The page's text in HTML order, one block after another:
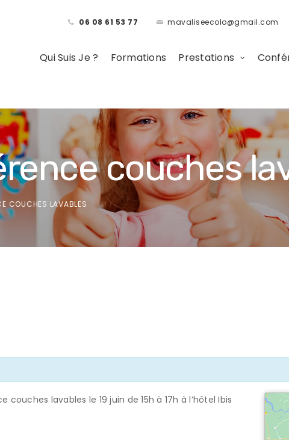
06 08 61 53 77 mavaliseecolo@gmail.com
Qui Suis Je ? Formations Prestations
couches
COUCHES LAVABLES
lavables le 19 juin de 15h à 17h à l’hôtel Ibis